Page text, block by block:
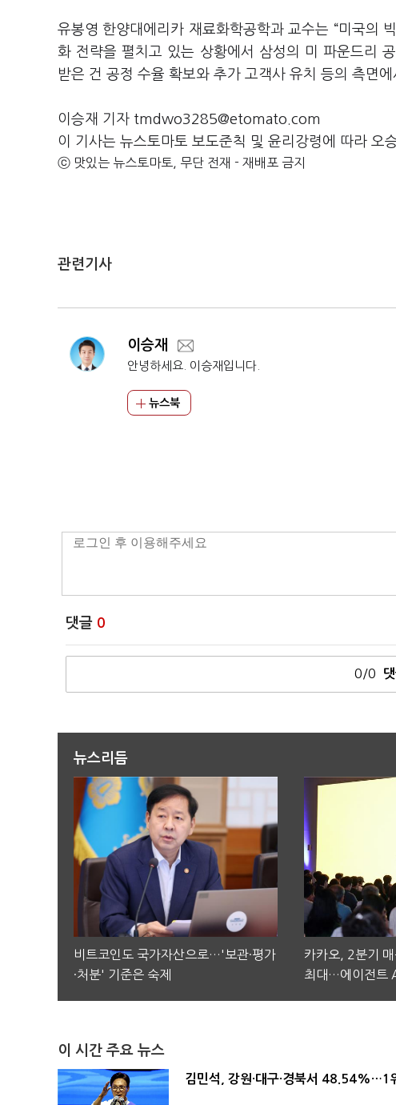
유봉영 한양대에리카 재료화학공학과 교수는 “미국의
화 전략을 펼치고 있는 상황에서 삼성의 미 파운드리
받은 건 공정 수율 확보와 추가 고객사 유치 등의 측면
이승재 기자 tmdwo3285@etomato.com
이 기사는 뉴스토마토 보도준칙 및 윤리강령에 따라 오
ⓒ 맛있는 뉴스토마토, 무단 전재 - 재배포 금지
관련기사
이승재
안녕하세요. 이승재입니다.
뉴스북
댓글 0
0/0
뉴스리듬
비트코인도 국가자산으로…'보관·평가
·처분' 기준은 숙제
카카오, 2분기 매
최대…에이전트
이 시간 주요 뉴스
김민석, 강원·대구·경북서 48.54%…1